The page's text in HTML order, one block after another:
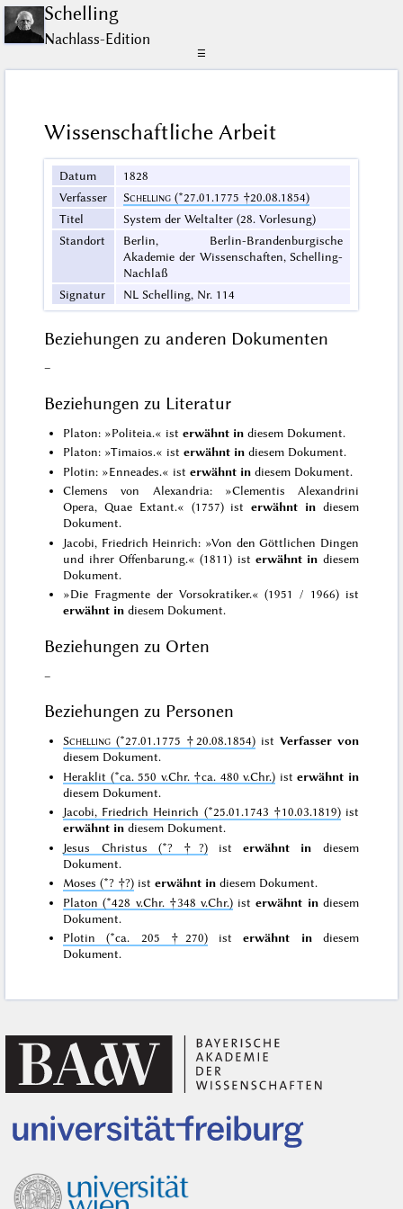
Schelling
Nachlass-Edition
☰
Wissenschaftliche Arbeit
Datum
1828
Verfasser
Schelling (*27.01.1775 †20.08.1854)
Titel
System der Weltalter (28. Vorlesung)
Standort
Berlin, Berlin-Brandenburgische
Akademie der Wissenschaften, Schelling-
Nachlaß
Signatur
NL Schelling, Nr. 114
Beziehungen zu anderen Dokumenten
–
Beziehungen zu Literatur
Platon: »Politeia.« isterwähnt in diesem Dokument.
Platon: »Timaios.« isterwähnt in diesem Dokument.
Plotin: »Enneades.« isterwähnt in diesem Dokument.
Clemens von Alexandria: »Clementis Alexandrini
Opera, Quae Extant.« (1757) isterwähnt indiesem
Dokument.
Jacobi, Friedrich Heinrich: »Von den Göttlichen Dingen
und ihrer Offenbarung.« (1811) isterwähnt in diesem
Dokument.
»Die Fragmente der Vorsokratiker.« (1951 / 1966) ist
erwähnt in diesem Dokument.
Beziehungen zu Orten
–
Beziehungen zu Personen
Schelling (*27.01.1775 †20.08.1854)ist Verfasser von
diesem Dokument.
Heraklit (*ca. 550 v.Chr. †ca. 480 v.Chr.) isterwähnt in
diesem Dokument.
Jacobi, Friedrich Heinrich (*25.01.1743 †10.03.1819)ist
erwähnt in diesem Dokument.
Jesus Christus (*? †?)isterwähnt in diesem
Dokument.
Moses (*? †?) isterwähnt in diesem Dokument.
Platon (*428 v.Chr. †348 v.Chr.) isterwähnt indiesem
Dokument.
Plotin (*ca. 205 †270) isterwähnt indiesem
Dokument.